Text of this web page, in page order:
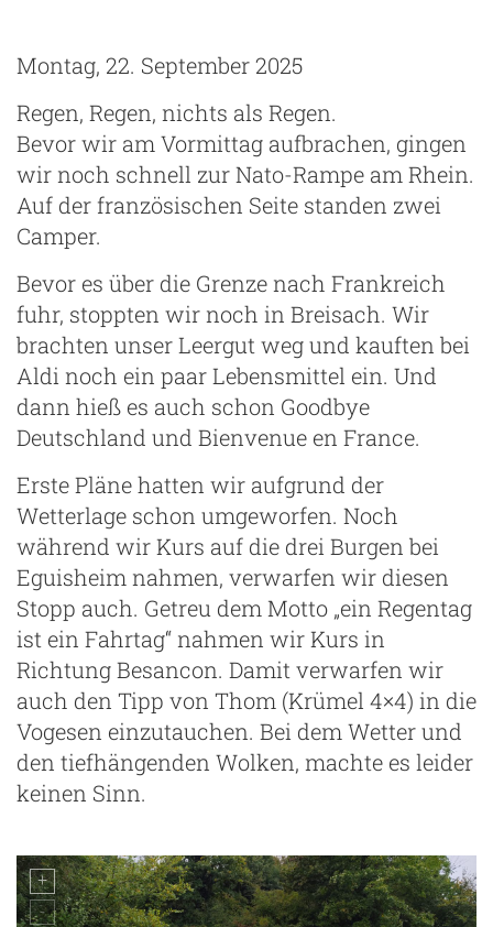
Montag, 22. September 2025
Regen, Regen, nichts als Regen.
Bevor wir am Vormittag aufbrachen, gingen
wir noch schnell zur Nato-Rampe am Rhein.
Auf der französischen Seite standen zwei
Camper.
Bevor es über die Grenze nach Frankreich
fuhr, stoppten wir noch in Breisach. Wir
brachten unser Leergut weg und kauften bei
Aldi noch ein paar Lebensmittel ein. Und
dann hieß es auch schon Goodbye
Deutschland und Bienvenue en France.
Erste Pläne hatten wir aufgrund der
Wetterlage schon umgeworfen. Noch
während wir Kurs auf die drei Burgen bei
Eguisheim nahmen, verwarfen wir diesen
Stopp auch. Getreu dem Motto „ein Regentag
ist ein Fahrtag“ nahmen wir Kurs in
Richtung Besancon. Damit verwarfen wir
auch den Tipp von Thom (Krümel 4×4) in die
Vogesen einzutauchen. Bei dem Wetter und
den tiefhängenden Wolken, machte es leider
keinen Sinn.